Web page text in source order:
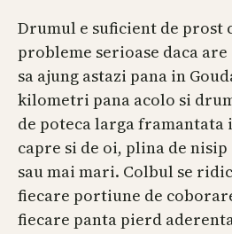
Drumul e suficient de prost
probleme serioase daca are
sa ajung astazi pana in
kilometri pana acolo si
de poteca larga framantata
capre si de oi, plina de
sau mai mari. Colbul se
fiecare portiune de
fiecare panta pierd